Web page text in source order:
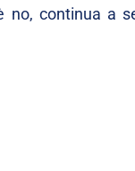
continua a